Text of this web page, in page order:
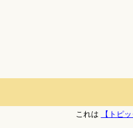
これは 【トピッ